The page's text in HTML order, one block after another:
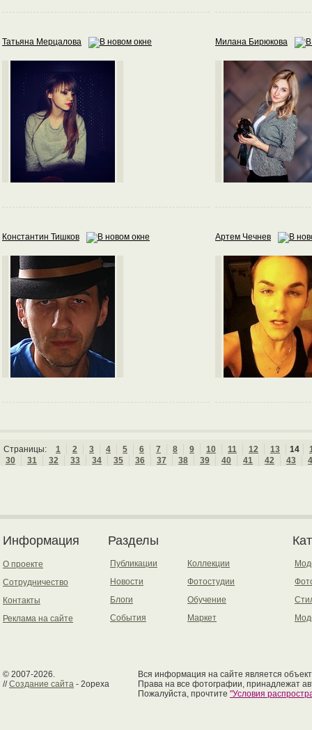
Татьяна Мерцалова Милана Бирюкова
Константин Тишков Артем Чечнев
Страницы: 1 2 3 4 5 6 7 8 9 10 11 12 13 14
30
31 32 33 34 35 36 37 38 39 40 41 42 43
Информация
О проекте
Сотрудничество
Контакты
Реклама на сайте
Разделы
Публикации
Новости
Блоги
События
Коллекции
Фотостудии
Обучение
Маркет
© 2007-2026.
//Создание сайта - 2opexa
Вся информация на сайте является
Права на все фотографии, принадлежат
Пожалуйста, прочтите "Условия